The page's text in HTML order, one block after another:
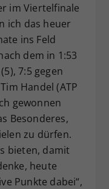
im Viertelfinale
ich das heuer
ins Feld
dem in 1:53
7:5 gegen
Handel (ATP
gewonnen
Besonderes,
zu dürfen.
bieten, damit
heute
Punkte dabei“,